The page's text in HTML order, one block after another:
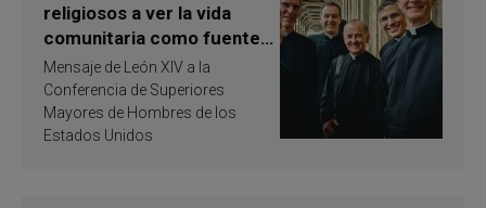
religiosos a ver la vida
comunitaria como fuente
de inspiración y
santificación
Mensaje de León XIV a la
Conferencia de Superiores
Mayores de Hombres de los
Estados Unidos